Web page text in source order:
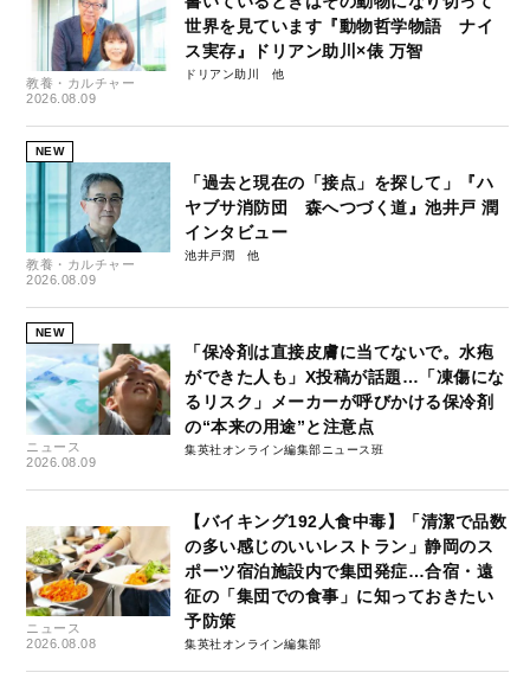
教養・カルチャー
2026.08.09
世界を見ています『動物哲学物語 ナイ
ス実存』ドリアン助川×俵 万智
ドリアン助川
NEW
教養・カルチャー
2026.08.09
「過去と現在の「接点」を探して」『ハ
ヤブサ消防団 森へつづく道』池井戸 潤
インタビュー
池井戸潤
NEW
ニュース
2026.08.09
「保冷剤は直接皮膚に当てないで。水疱
ができた人も」X投稿が話題…「凍傷にな
るリスク」メーカーが呼びかける保冷剤
の“本来の用途”と注意点
集英社オンライン編集部ニュース班
ニュース
2026.08.08
【バイキング192人食中毒】「清潔で品数
の多い感じのいいレストラン」静岡のス
ポーツ宿泊施設内で集団発症…合宿・遠
征の「集団での食事」に知っておきたい
予防策
集英社オンライン編集部